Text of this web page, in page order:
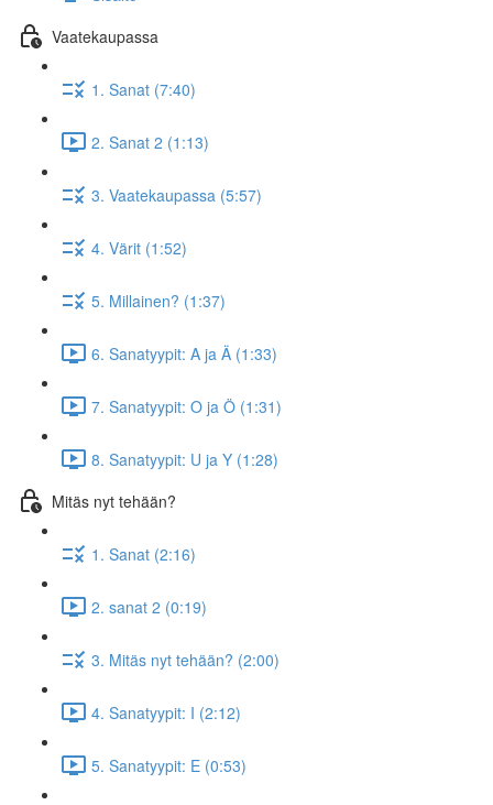
Vaatekaupassa
1. Sanat (7:40)
2. Sanat 2 (1:13)
3. Vaatekaupassa (5:57)
4. Värit (1:52)
5. Millainen? (1:37)
6. Sanatyypit: A ja Ä (1:33)
7. Sanatyypit: O ja Ö (1:31)
8. Sanatyypit: U ja Y (1:28)
Mitäs nyt tehään?
1. Sanat (2:16)
2. sanat 2 (0:19)
3. Mitäs nyt tehään? (2:00)
4. Sanatyypit: I (2:12)
5. Sanatyypit: E (0:53)